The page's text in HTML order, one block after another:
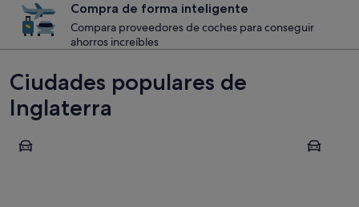
Compra de forma inteligente
Compara proveedores de coches para conseguir
ahorros increíbles
Ciudades populares de
Inglaterra
Londres Liverpool